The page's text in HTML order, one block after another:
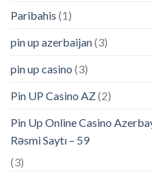
Paribahis (1)
pin up azerbaijan(3)
pin up casino (3)
Pin UP Casino AZ(2)
Pin Up Online Casino
Rəsmi Saytı – 59
(3)